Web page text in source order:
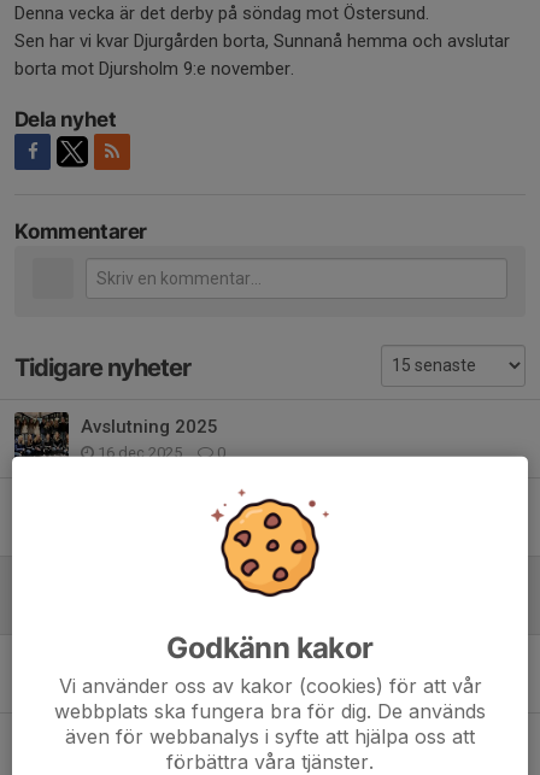
Denna vecka är det derby på söndag mot Östersund.
Sen har vi kvar Djurgården borta, Sunnanå hemma och avslutar
borta mot Djursholm 9:e november.
Dela nyhet
Kommentarer
Tidigare nyheter
Avslutning 2025
16 dec 2025 0
DIF borta + gemensam resa
Thursday night under the lights!
Söndag 7:e september
4 sep 2025 0
Kommande vecka mm
25 aug 2025 0
Godkänn kakor
Vi använder oss av kakor (cookies) för att vår
webbplats ska fungera bra för dig. De används
även för webbanalys i syfte att hjälpa oss att
förbättra våra tjänster.